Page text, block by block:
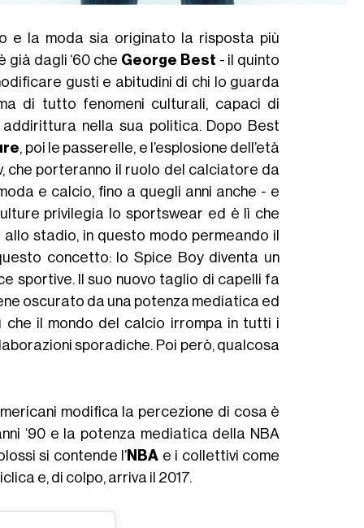
e la moda sia originato la risposta più
già dagli ‘60 che George Best - il quinto
gusti e abitudini di chi lo guarda
di tutto fenomeni culturali, capaci di
nella sua politica. Dopo Best
, poi le passerelle, e l’esplosione dell’età
che porteranno il ruolo del calciatore da
e calcio, fino a quegli anni anche - e
privilegia lo sportswear ed è lì che
stadio, in questo modo permeando il
concetto: lo Spice Boy diventa un
sportive. Il suo nuovo taglio di capelli fa
oscurato da una potenza mediatica ed
il mondo del calcio irrompa in tutti i
sporadiche. Poi però, qualcosa
modifica la percezione di cosa è
‘90 e la potenza mediatica della NBA
si contende l’ NBA e i collettivi come
e, di colpo, arriva il 2017.